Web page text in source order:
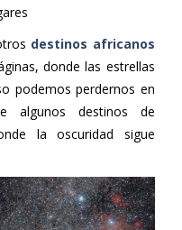
destinos africanos
donde las estrellas
podemos perdernos en
algunos destinos de
la oscuridad sigue